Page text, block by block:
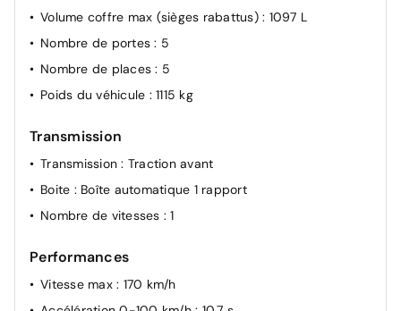
Volume coffre max (sièges rabattus) : 1097 L
Nombre de portes: 5
Nombre de places: 5
Poids du véhicule : 1115 kg
Transmission
Transmission: Traction avant
Boite : Boîte automatique 1 rapport
Nombre de vitesses : 1
Performances
Vitesse max : 170 km/h